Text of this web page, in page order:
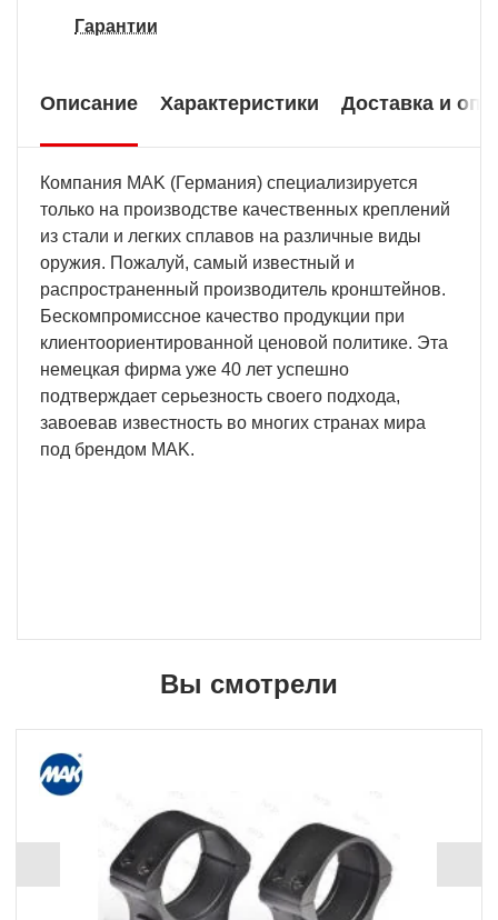
Гарантии
Описание Характеристики Доставка и
Компания MAK (Германия) специализируется
только на производстве качественных креплений
из стали и легких сплавов на различные виды
оружия. Пожалуй, самый известный и
распространенный производитель кронштейнов.
Бескомпромиссное качество продукции при
клиентоориентированной ценовой политике. Эта
немецкая фирма уже 40 лет успешно
подтверждает серьезность своего подхода,
завоевав известность во многих странах мира
под брендом MAK.
Вы смотрели